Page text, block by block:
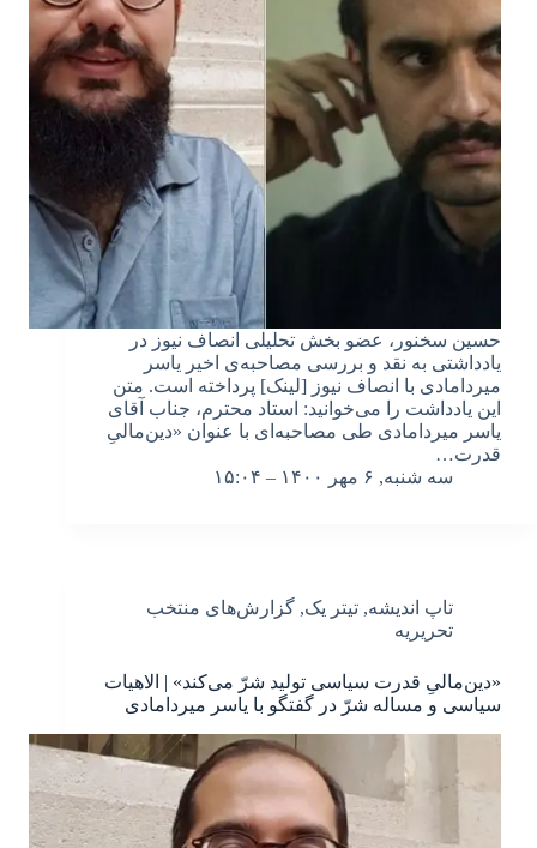
حسین سخنور، عضو بخش تحلیلی انصاف نیوز در
یادداشتی به نقد و بررسی مصاحبه‌ی اخیر یاسر
میردامادی با انصاف نیوز [لینک] پرداخته است. متن
این یادداشت را می‌خوانید: استاد محترم، جناب آقای
یاسر میردامادی طی مصاحبه‌ای با عنوان «دین‌مالیِ
قدرت…
سه شنبه, ۶ مهر ۱۴۰۰ – ۱۵:۰۴
تاپ اندیشه, تیتر یک, گزارش‌های منتخب
تحریریه
«دین‌مالیِ قدرت سیاسی تولید شرّ می‌کند» | الاهیات
سیاسی و مساله شرّ در گفتگو با یاسر میردامادی